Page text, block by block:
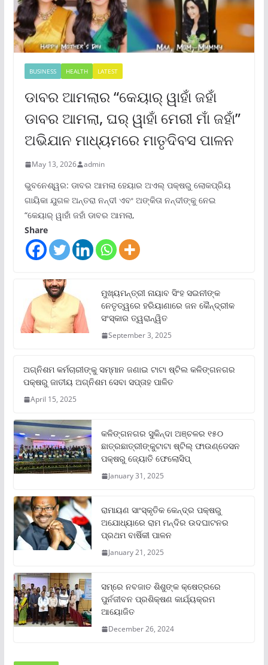
BUSINESS HEALTH LATEST
ଡାବର ଆମଲାର “କେୟାର୍ ୱାହାଁ ଜହାଁ
ଡାବର ଆମଲା, ଘର୍ ୱାହାଁ ମେରୀ ମାଁ ଜହାଁ”
ଅଭିଯାନ ମାଧ୍ୟମରେ ମାତୃଦିବସ ପାଳନ
May 13, 2026 admin
ଭୁବନେଶ୍ୱର: ଡାବର ଆମଲା ହେୟାର ଅଏଲ୍ ପକ୍ଷରୁ ଲୋକପ୍ରିୟ
ଗାୟିକା ଯୁଗଳ ଅନ୍ତରା ନନ୍ଦୀ ଏବଂ ଅଙ୍କିତା ନନ୍ଦୀଙ୍କୁ ନେଇ
“କେୟାର୍ ୱାହାଁ ଜହାଁ ଡାବର ଆମଲା,
Share
ମୁଖ୍ୟମନ୍ତ୍ରୀ ନାୟାବ ସିଂହ ସଇନୀଙ୍କ
ନେତୃତ୍ୱରେ ହରିୟାଣାରେ ଜନ କୈନ୍ଦ୍ରୀକ
ସଂସ୍କାର ତ୍ୱରାନ୍ୱିତ
September 3, 2025
ଅଗ୍ନିଶମ କର୍ମଚାରୀଙ୍କୁ ସମ୍ମାନ ଜଣାଇ ଟାଟା ଷ୍ଟିଲ କଳିଙ୍ଗନଗର
ପକ୍ଷରୁ ଜାତୀୟ ଅଗ୍ନିଶମ ସେବା ସପ୍ତାହ ପାଳିତ
April 15, 2025
କଳିଙ୍ଗନଗର ସୁକିନ୍ଦା ଅଞ୍ଚଳର ୧୫୦
ଛାତ୍ରଛାତ୍ରୀଙ୍କୁଟାଟା ଷ୍ଟିଲ୍ ଫାଉଣ୍ଡେସନ
ପକ୍ଷରୁ ଜ୍ୟୋତି ଫେଲୋସିପ୍‌
January 31, 2025
ରାମାୟଣ ସାଂସ୍କୃତିକ କେନ୍ଦ୍ର ପକ୍ଷରୁ
ଅଯୋଧ୍ୟାରେ ରାମ ମନ୍ଦିର ଉଦଘାଟନର
ପ୍ରଥମ ବାର୍ଷିକୀ ପାଳନ
January 21, 2025
ସମ୍‌ରେ ନବଜାତ ଶିଶୁଙ୍କ କ୍ଷେତ୍ରରେ
ପୁର୍ନଜୀବନ ପ୍ରଶିକ୍ଷଣ କାର୍ଯ୍ୟକ୍ରମ
ଆୟୋଜିତ
December 26, 2024